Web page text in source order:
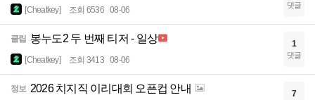
[Cheatkey] 조회 6536 08-06 댓글
클립 봉누도2 두 번째 티저 - 일상
[Cheatkey] 조회 3413 08-06
1
댓글
정보 2026 치지직 이리대회 오픈컵 안내 7